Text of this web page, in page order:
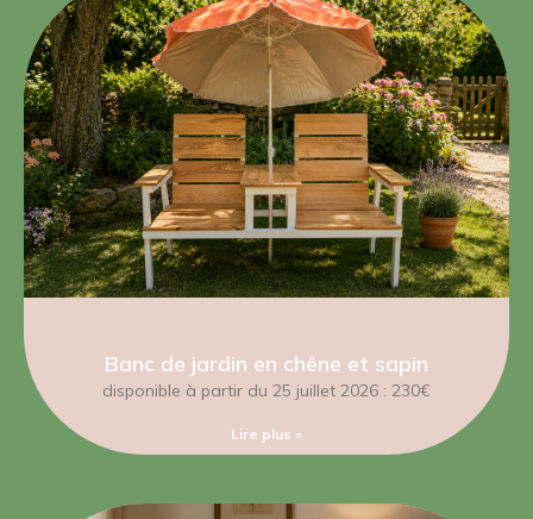
Banc de jardin en chêne et sapin
disponible à partir du 25 juillet 2026 : 230€
Lire plus »